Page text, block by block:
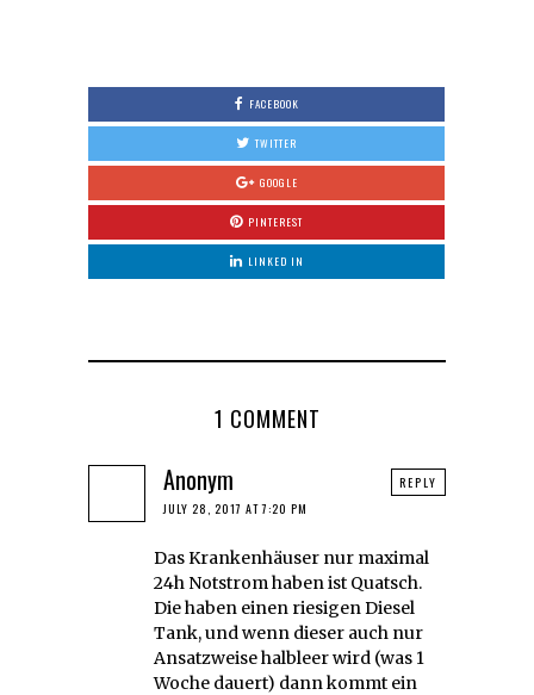
FACEBOOK
TWITTER
GOOGLE
PINTEREST
LINKED IN
1 COMMENT
Anonym
JULY 28, 2017 AT 7:20 PM
Das Krankenhäuser nur maximal
24h Notstrom haben ist Quatsch.
Die haben einen riesigen Diesel
Tank, und wenn dieser auch nur
Ansatzweise halbleer wird (was 1
Woche dauert) dann kommt ein
REPLY